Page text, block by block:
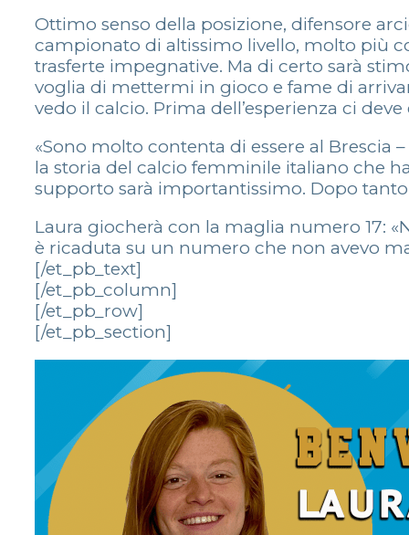
Ottimo senso della posizione, difensore
campionato di altissimo livello, molto più
trasferte impegnative. Ma di certo sarà
voglia di mettermi in gioco e fame di
vedo il calcio. Prima dell’esperienza ci
«Sono molto contenta di essere al
la storia del calcio femminile italiano che
supporto sarà importantissimo. Dopo
Laura giocherà con la maglia numero 17:
è ricaduta su un numero che non avevo
[/et_pb_text]
[/et_pb_column]
[/et_pb_row]
[/et_pb_section]